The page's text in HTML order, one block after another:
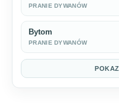
PRANIE DYWANÓW
Bytom
PRANIE DYWANÓW